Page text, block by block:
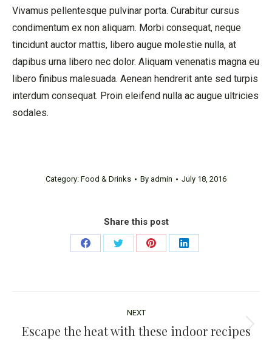
Vivamus pellentesque pulvinar porta. Curabitur cursus
condimentum ex non aliquam. Morbi consequat, neque
tincidunt auctor mattis, libero augue molestie nulla, at
dapibus urna libero nec dolor. Aliquam venenatis magna eu
libero finibus malesuada. Aenean hendrerit ante sed turpis
interdum consequat. Proin eleifend nulla ac augue ultricies
sodales.
Category: Food & Drinks By admin July 18, 2016
Share this post
Share
Share
Share
Share
navigation
NEXT
Next
Escape the heat with these indoor recipes